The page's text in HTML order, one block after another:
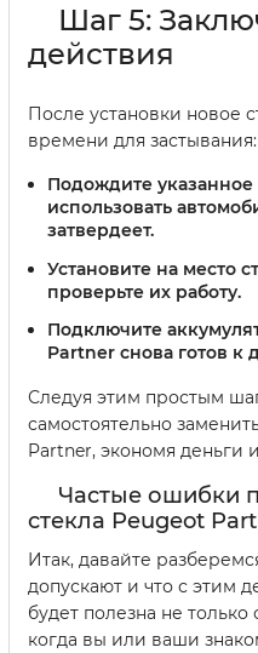
Шаг 5:
действия
После установки новое
времени для застывания:
Подождите
использовать
затвердеет.
Установите на место
проверьте их работу.
Подключите
Partner снова готов к
Следуя этим простым
самостоятельно
Partner, экономя деньги
Частые ошибки
стекла Peugeot
Итак, давайте
допускают и что с этим
будет полезна не
когда вы или ваши